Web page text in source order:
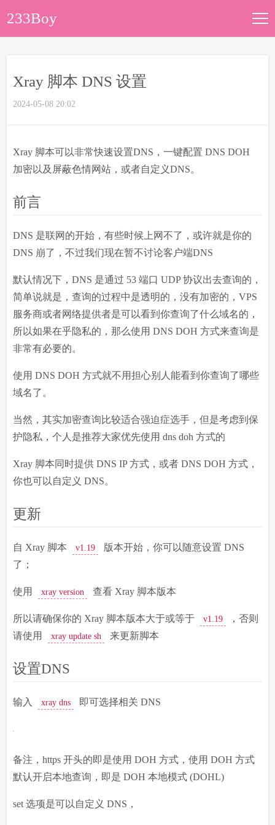
233Boy
关于本站
Xray 脚本 DNS 设置
2024-05-08 20:02
Xray 脚本可以非常快速设置DNS，一键配置 DNS DOH
加密以及屏蔽色情网站，或者自定义DNS。
前言
DNS 是联网的开始，有些时候上网不了，或许就是你的
DNS 崩了，不过我们现在暂不讨论客户端DNS
默认情况下，DNS 是通过 53 端口 UDP 协议出去查询的，
简单说就是，查询的过程中是透明的，没有加密的，VPS
服务商或者网络提供者是可以看到你查询了什么域名的，
所以如果在乎隐私的，那么使用 DNS DOH 方式来查询是
非常有必要的。
使用 DNS DOH 方式就不用担心别人能看到你查询了哪些
域名了。
当然，其实加密查询比较适合强迫症选手，但是考虑到保
护隐私，个人是推荐大家优先使用 dns doh 方式的
Xray 脚本同时提供 DNS IP 方式，或者 DNS DOH 方式，
你也可以自定义 DNS。
更新
自 Xray 脚本 v1.19
版本开始，你可以随意设置 DNS
了；
使用 xray version 查看 Xray 脚本版本
所以请确保你的 Xray 脚本版本大于或等于 v1.19
，否则
请使用
xray update sh 来更新脚本
设置DNS
输入 xray dns 即可选择相关 DNS
备注，https 开头的即是使用 DOH 方式，使用 DOH 方式
默认开启本地查询，即是 DOH 本地模式 (DOHL)
set 选项是可以自定义 DNS，